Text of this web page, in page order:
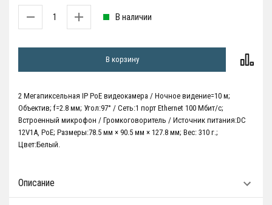
В наличии
В корзину
2 Мегапиксельная IP PoE видеокамера / Ночное видение=10 м;
Объектив; f=2.8 мм; Угол:97° / Сеть:1 порт Ethernet 100 Мбит/с;
Встроенный микрофон / Громкоговоритель / Источник питания:DC
12V1A, PoE; Размеры:78.5 мм × 90.5 мм × 127.8 мм; Вес: 310 г.;
Цвет:Белый.
Описание